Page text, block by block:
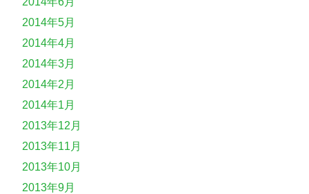
2014年5月
2014年4月
2014年3月
2014年2月
2014年1月
2013年12月
2013年11月
2013年10月
2013年9月